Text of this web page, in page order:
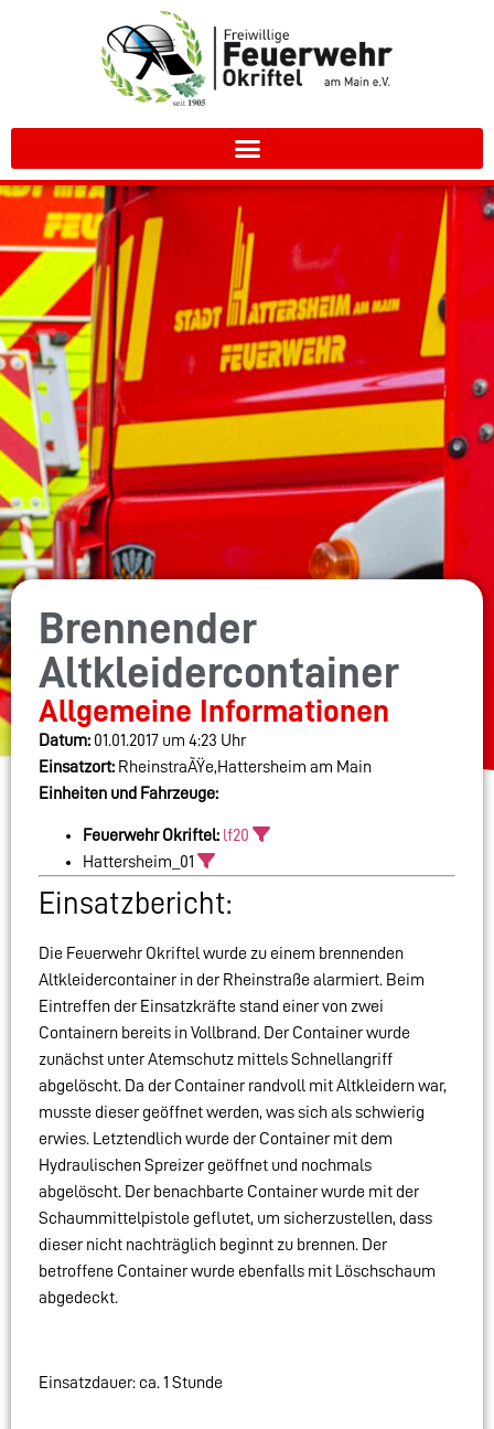
Brennender
Altkleidercontainer
Allgemeine Informationen
Datum: 01.01.2017 um 4:23 Uhr
Einsatzort: RheinstraÃŸe,Hattersheim am Main
Einheiten und Fahrzeuge:
Feuerwehr Okriftel: lf20
Hattersheim_01
Einsatzbericht:
Die Feuerwehr Okriftel wurde zu einem brennenden
Altkleidercontainer in der Rheinstraße alarmiert. Beim
Eintreffen der Einsatzkräfte stand einer von zwei
Containern bereits in Vollbrand. Der Container wurde
zunächst unter Atemschutz mittels Schnellangriff
abgelöscht. Da der Container randvoll mit Altkleidern war,
musste dieser geöffnet werden, was sich als schwierig
erwies. Letztendlich wurde der Container mit dem
Hydraulischen Spreizer geöffnet und nochmals
abgelöscht. Der benachbarte Container wurde mit der
Schaummittelpistole geflutet, um sicherzustellen, dass
dieser nicht nachträglich beginnt zu brennen. Der
betroffene Container wurde ebenfalls mit Löschschaum
abgedeckt.
Einsatzdauer: ca. 1 Stunde